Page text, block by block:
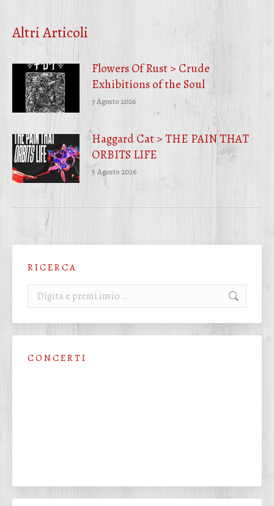
Altri Articoli
Flowers Of Rust > Crude
Exhibitions of the Soul
7 Agosto 2026
Haggard Cat > THE PAIN THAT
ORBITS LIFE
5 Agosto 2026
R I C E R C A
Cerca:
C O N C E R T I